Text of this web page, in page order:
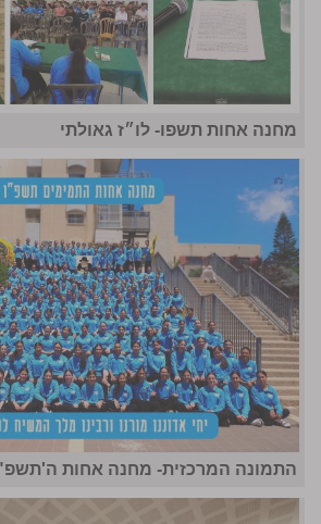
מחנה אחות תשפו- לו״ז גאולתי
התמונה המרכזית- מחנה אחות